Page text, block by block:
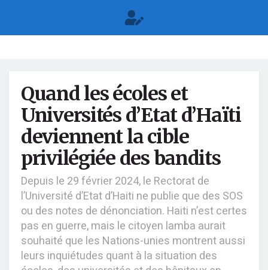
Quand les écoles et
Universités d’Etat d’Haïti
deviennent la cible
privilégiée des bandits
Depuis le 29 février 2024, le Rectorat de
l’Université d’Etat d’Haiti ne publie que des SOS
ou des notes de dénonciation. Haiti n’est certes
pas en guerre, mais le citoyen lamba aurait
souhaité que les Nations-unies montrent aussi
leurs inquiétudes quant à la situation des